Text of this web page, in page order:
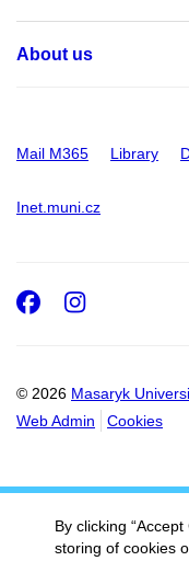
About us
Mail M365 Library
Inet.muni.cz
© 2026 Masaryk
Web Admin
Cookies
Facebook
By clicking
storing of cookies